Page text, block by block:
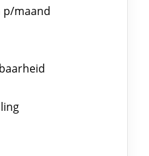
p/maand